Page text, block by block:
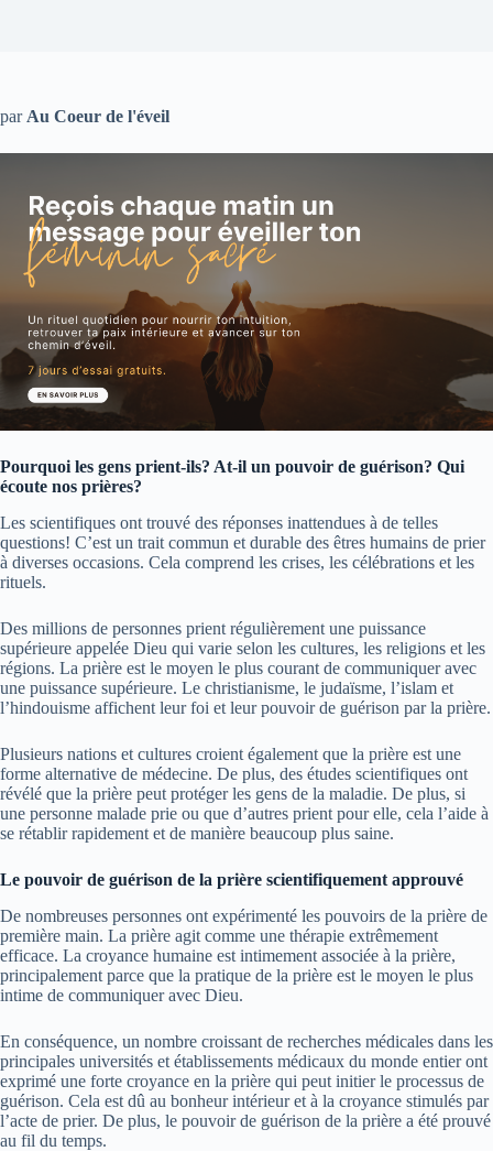
par Au Coeur de l'éveil
Pourquoi les gens prient-ils? At-il un pouvoir de guérison? Qui
écoute nos prières?
Les scientifiques ont trouvé des réponses inattendues à de telles
questions! C’est un trait commun et durable des êtres humains de prier
à diverses occasions. Cela comprend les crises, les célébrations et les
rituels.
Des millions de personnes prient régulièrement une puissance
supérieure appelée Dieu qui varie selon les cultures, les religions et les
régions. La prière est le moyen le plus courant de communiquer avec
une puissance supérieure. Le christianisme, le judaïsme, l’islam et
l’hindouisme affichent leur foi et leur pouvoir de guérison par la prière.
Plusieurs nations et cultures croient également que la prière est une
forme alternative de médecine. De plus, des études scientifiques ont
révélé que la prière peut protéger les gens de la maladie. De plus, si
une personne malade prie ou que d’autres prient pour elle, cela l’aide à
se rétablir rapidement et de manière beaucoup plus saine.
Le pouvoir de guérison de la prière scientifiquement approuvé
De nombreuses personnes ont expérimenté les pouvoirs de la prière de
première main. La prière agit comme une thérapie extrêmement
efficace. La croyance humaine est intimement associée à la prière,
principalement parce que la pratique de la prière est le moyen le plus
intime de communiquer avec Dieu.
En conséquence, un nombre croissant de recherches médicales dans les
principales universités et établissements médicaux du monde entier ont
exprimé une forte croyance en la prière qui peut initier le processus de
guérison. Cela est dû au bonheur intérieur et à la croyance stimulés par
l’acte de prier. De plus, le pouvoir de guérison de la prière a été prouvé
au fil du temps.